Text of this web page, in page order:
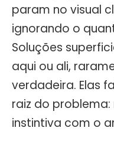
param no visual
ignorando o
Soluções
aqui ou ali,
verdadeira. Elas
raiz do
instintiva com o